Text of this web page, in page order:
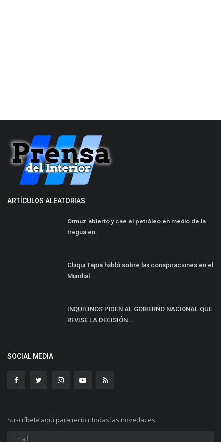
ARTÍCULOS ALEATORIAS
Ormuz abierto y cae el petróleo en medio de la
tregua en...
Chiqui Tapia habló sobre las conspiraciones en el
Mundial...
INQUILINOS PIDEN AL GOBIERNO NACIONAL QUE
REVISE LA DECISIÓN...
SOCIAL MEDIA
Suscríbete aquí para recibir todas las novedades